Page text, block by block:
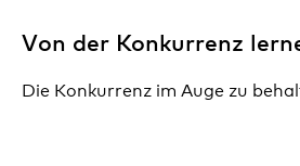
Von der Konkurrenz
Die Konkurrenz im Auge zu